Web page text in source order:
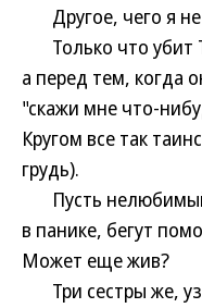
Другое, чего я не
Только что убит
а перед тем, когда
"скажи мне что-
Кругом все так
грудь).
Пусть
в панике, бегут
Может еще жив?
Три сестры же,